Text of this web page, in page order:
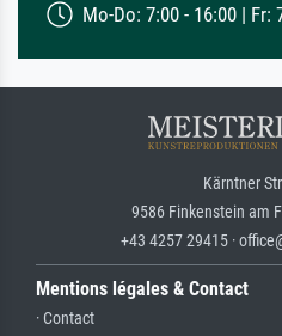
Mo-Do: 7:00 - 16:00 | Fr:
Kärntner
9586 Finkenstein am
+43 4257 29415 ·
Mentions légales & Contact
· Contact